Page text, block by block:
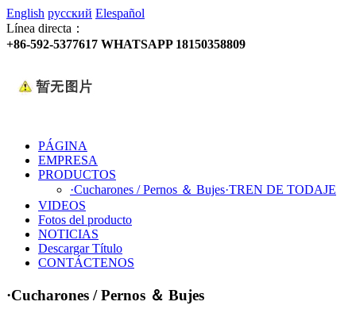
English русский Elespañol
Línea directa：
+86-592-5377617 WHATSAPP 18150358809
PÁGINA
EMPRESA
PRODUCTOS
·Cucharones / Pernos ＆ Bujes·TREN DE TODAJE
VIDEOS
Fotos del producto
NOTICIAS
Descargar Título
CONTÁCTENOS
·Cucharones / Pernos ＆ Bujes